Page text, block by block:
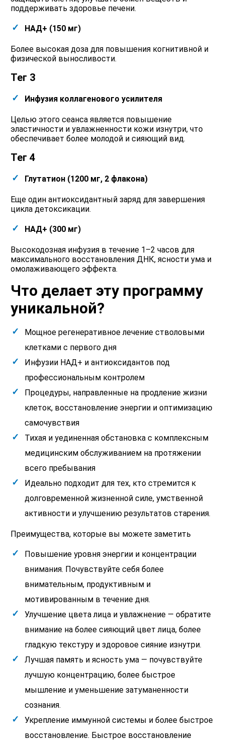
поддерживать здоровье печени.
НАД+ (150 мг)
Более высокая доза для повышения когнитивной и
физической выносливости.
Тег 3
Инфузия коллагенового усилителя
Целью этого сеанса является повышение
эластичности и увлажненности кожи изнутри, что
обеспечивает более молодой и сияющий вид.
Тег 4
Глутатион (1200 мг, 2 флакона)
Еще один антиоксидантный заряд для завершения
цикла детоксикации.
НАД+ (300 мг)
Высокодозная инфузия в течение 1–2 часов для
максимального восстановления ДНК, ясности ума и
омолаживающего эффекта.
Что делает эту программу
уникальной?
Мощное регенеративное лечение стволовыми
клетками с первого дня
Инфузии НАД+ и антиоксидантов под
профессиональным контролем
Процедуры, направленные на продление жизни
клеток, восстановление энергии и оптимизацию
самочувствия
Тихая и уединенная обстановка с комплексным
медицинским обслуживанием на протяжении
всего пребывания
Идеально подходит для тех, кто стремится к
долговременной жизненной силе, умственной
активности и улучшению результатов старения.
Преимущества, которые вы можете заметить
Повышение уровня энергии и концентрации
внимания. Почувствуйте себя более
внимательным, продуктивным и
мотивированным в течение дня.
Улучшение цвета лица и увлажнение — обратите
внимание на более сияющий цвет лица, более
гладкую текстуру и здоровое сияние изнутри.
Лучшая память и ясность ума — почувствуйте
лучшую концентрацию, более быстрое
мышление и уменьшение затуманенности
сознания.
Укрепление иммунной системы и более быстрое
восстановление. Быстрое восстановление